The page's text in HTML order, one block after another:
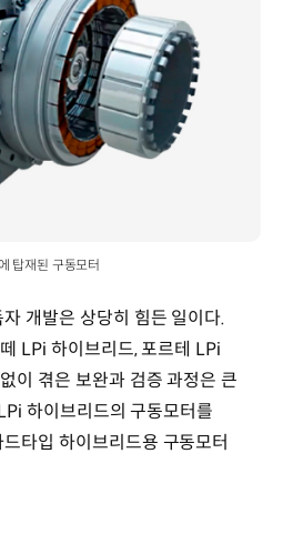
탑재된 구동모터
개발은 상당히 힘든 일이다.
LPi 하이브리드, 포르테 LPi
이 겪은 보완과 검증 과정은 큰
하이브리드의 구동모터를
타입 하이브리드용 구동모터